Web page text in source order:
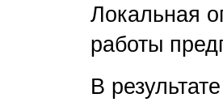
Локальная
работы
В